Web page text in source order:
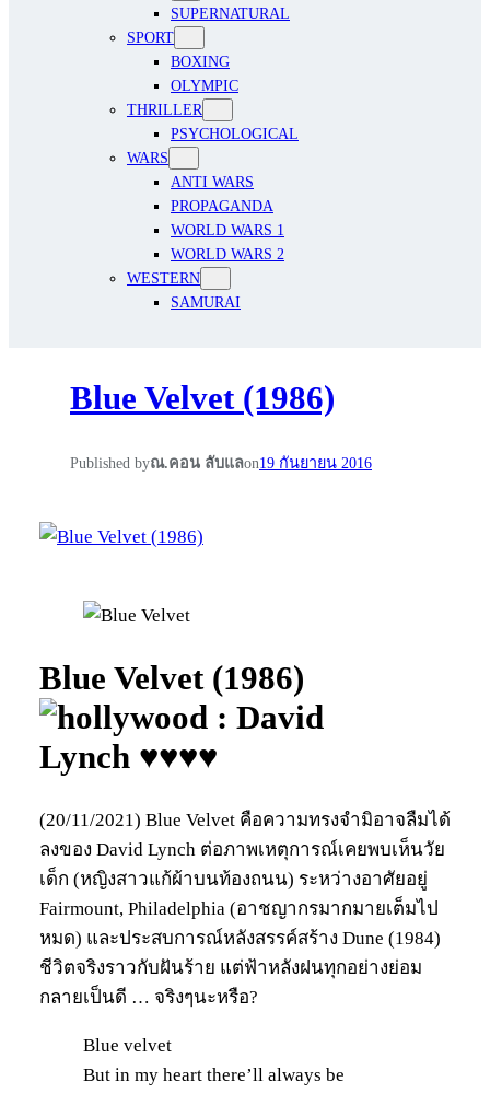
SUPERNATURAL
SPORT
BOXING
OLYMPIC
THRILLER
PSYCHOLOGICAL
WARS
ANTI WARS
PROPAGANDA
WORLD WARS 1
WORLD WARS 2
WESTERN
SAMURAI
Blue Velvet (1986)
Published byณ.คอน ลับแลon19 กันยายน 2016
Blue Velvet (1986)
: David
Lynch ♥♥♥♥
(20/11/2021) Blue Velvet คือความทรงจำมิอาจลืมได้
ลงของ David Lynch ต่อภาพเหตุการณ์เคยพบเห็นวัย
เด็ก (หญิงสาวแก้ผ้าบนท้องถนน) ระหว่างอาศัยอยู่
Fairmount, Philadelphia (อาชญากรมากมายเต็มไป
หมด) และประสบการณ์หลังสรรค์สร้าง Dune (1984)
ชีวิตจริงราวกับฝันร้าย แต่ฟ้าหลังฝนทุกอย่างย่อม
กลายเป็นดี … จริงๆนะหรือ?
Blue velvet
But in my heart there’ll always be